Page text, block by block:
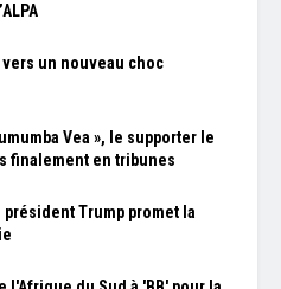
un nouveau choc
Vea », le supporter le
finalement en tribunes
président Trump promet la